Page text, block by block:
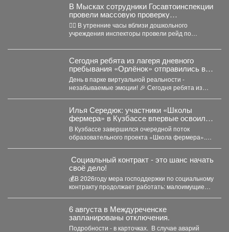
В Мысках сотрудники Госавтоинспекции
провели массовую проверку
соблюдения правил перевозки юных
пассажиров
👮‍♂ В утренние часы вблизи дошкольного
учреждения инспекторы провели рейд по
Сегодня ребята из лагеря дневного
пребывания «Орлёнок» отправились в
настоящее цифровое приключение - в
парк виртуальной реальности!
День в парке виртуальной реальности -
незабываемые эмоции! 🎉 Сегодня ребята из
Илья Середюк: участники «Школы
фермера» в Кузбассе впервые освоили
работу с агродронами
В Кузбассе завершился очередной поток
образовательного проекта «Школа фермера».
Социальный контракт - это шанс начать
своё дело!
💰В 2026году мера господдержки по социальному
контракту продолжает работать: малоимущие
6 августа в Междуреченске
запланированы отключения.
Подробности - в карточках. ️ В случае аварий